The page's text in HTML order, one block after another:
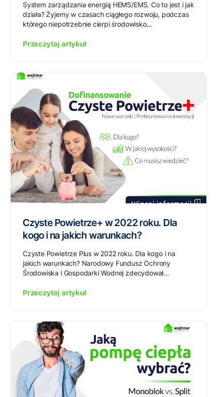
System zarządzania energią HEMS/EMS. Co to jest i jak
działa? Żyjemy w czasach ciągłego rozwoju, podczas
którego niepotrzebnie cierpi środowisko...
Przeczytaj artykuł
Czyste Powietrze+ w 2022 roku. Dla
kogo i na jakich warunkach?
Czyste Powietrze Plus w 2022 roku. Dla kogo i na
jakich warunkach? Narodowy Fundusz Ochrony
Środowiska i Gospodarki Wodnej zdecydował...
Przeczytaj artykuł